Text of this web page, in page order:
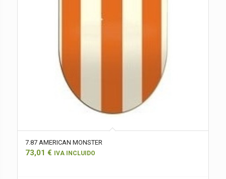
7.87 AMERICAN MONSTER
73,01 € IVA INCLUIDO